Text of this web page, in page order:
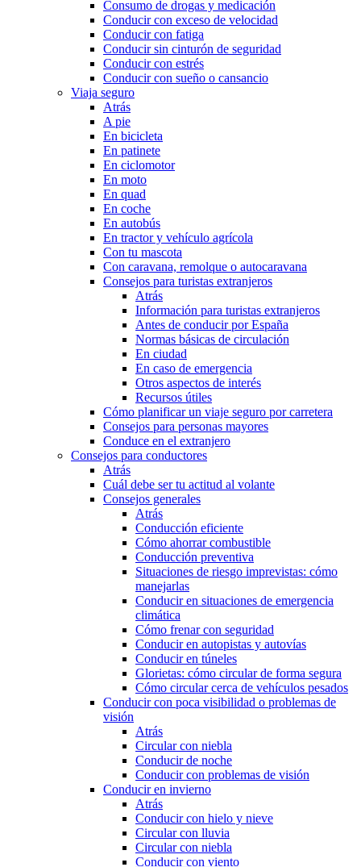
Consumo de drogas y medicación
Conducir con exceso de velocidad
Conducir con fatiga
Conducir sin cinturón de seguridad
Conducir con estrés
Conducir con sueño o cansancio
Viaja seguro
Atrás
A pie
En bicicleta
En patinete
En ciclomotor
En moto
En quad
En coche
En autobús
En tractor y vehículo agrícola
Con tu mascota
Con caravana, remolque o autocaravana
Consejos para turistas extranjeros
Atrás
Información para turistas extranjeros
Antes de conducir por España
Normas básicas de circulación
En ciudad
En caso de emergencia
Otros aspectos de interés
Recursos útiles
Cómo planificar un viaje seguro por carretera
Consejos para personas mayores
Conduce en el extranjero
Consejos para conductores
Atrás
Cuál debe ser tu actitud al volante
Consejos generales
Atrás
Conducción eficiente
Cómo ahorrar combustible
Conducción preventiva
Situaciones de riesgo imprevistas: cómo
manejarlas
Conducir en situaciones de emergencia
climática
Cómo frenar con seguridad
Conducir en autopistas y autovías
Conducir en túneles
Glorietas: cómo circular de forma segura
Cómo circular cerca de vehículos pesados
Conducir con poca visibilidad o problemas de
visión
Atrás
Circular con niebla
Conducir de noche
Conducir con problemas de visión
Conducir en invierno
Atrás
Conducir con hielo y nieve
Circular con lluvia
Circular con niebla
Conducir con viento